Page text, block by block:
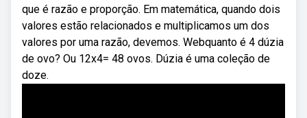
que é razão e proporção. Em matemática, quando dois
valores estão relacionados e multiplicamos um dos
valores por uma razão, devemos. Webquanto é 4 dúzia
de ovo? Ou 12x4= 48 ovos. Dúzia é uma coleção de
doze.